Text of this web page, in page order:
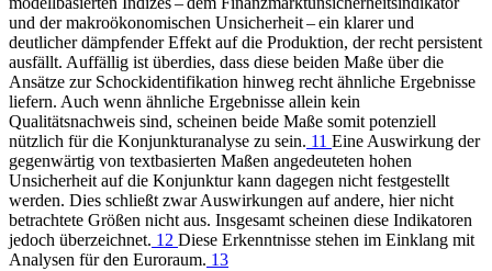
und der makroökonomischen Unsicherheit – ein klarer und
deutlicher dämpfender Effekt auf die Produktion, der recht persistent
ausfällt. Auffällig ist überdies, dass diese beiden Maße über die
Ansätze zur Schockidentifikation hinweg recht ähnliche Ergebnisse
liefern. Auch wenn ähnliche Ergebnisse allein kein
Qualitätsnachweis sind, scheinen beide Maße somit potenziell
nützlich für die Konjunkturanalyse zu sein. 11 Eine Auswirkung der
gegenwärtig von textbasierten Maßen angedeuteten hohen
Unsicherheit auf die Konjunktur kann dagegen nicht festgestellt
werden. Dies schließt zwar Auswirkungen auf andere, hier nicht
betrachtete Größen nicht aus. Insgesamt scheinen diese Indikatoren
jedoch überzeichnet. 12 Diese Erkenntnisse stehen im Einklang mit
Analysen für den Euroraum. 13